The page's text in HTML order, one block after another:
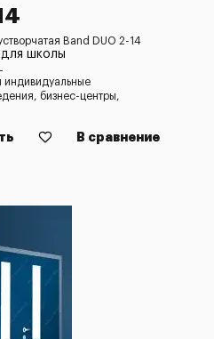
Band DUO 2-14
школы
индивидуальные
бизнес-центры,
В сравнение